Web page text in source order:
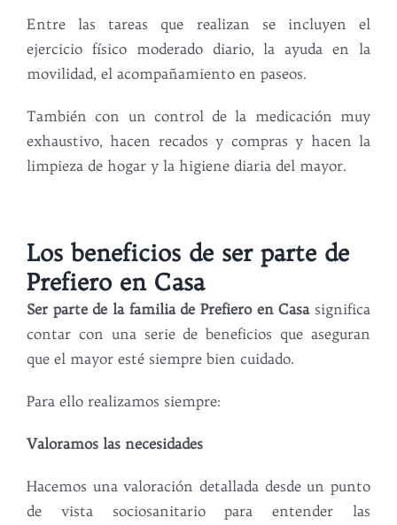
Entre las tareas que realizan se incluyen el
ejercicio físico moderado diario, la ayuda en la
movilidad, el acompañamiento en paseos.
También con un control de la medicación muy
exhaustivo, hacen recados y compras y hacen la
limpieza de hogar y la higiene diaria del mayor.
Los beneficios de ser parte de
Prefiero en Casa
Ser parte de la familia de Prefiero en Casasignifica
contar con una serie de beneficios que aseguran
que el mayor esté siempre bien cuidado.
Para ello realizamos siempre:
Valoramos las necesidades
Hacemos una valoración detallada desde un punto
de vista sociosanitario para entender las